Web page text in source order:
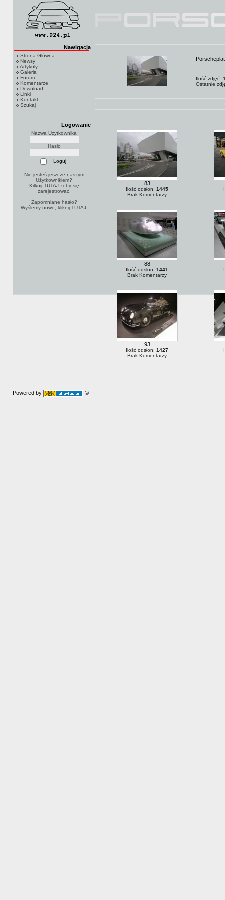
Nawigacja
Strona Główna
Newsy
Artykuły
Galeria
Forum
Komentarze
Download
Linki
Kontakt
Szukaj
Logowanie
Nazwa Użytkownika
Hasło
Nie jesteś jeszcze naszym
Użytkownikiem?
Kilknij TUTAJżeby się
zarejestrować.
Zapomniane hasło?
Wyślemy nowe, kliknij TUTAJ.
Ilość zdjęć:
Ostatnie
83
Ilość odsłon: 1445
Brak Komentarzy
88
Ilość odsłon: 1441
Brak Komentarzy
93
Ilość odsłon: 1427
Brak Komentarzy
Powered by ©